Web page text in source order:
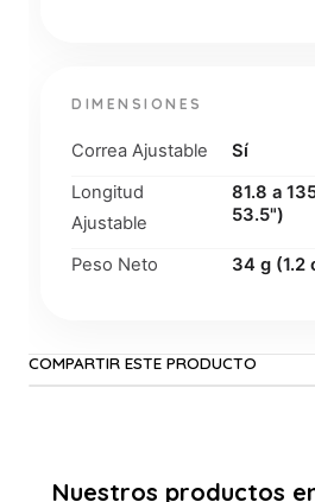
DIMENSIONES
Correa Ajustable
Sí
Longitud
Ajustable
81.8 a
53.5")
Peso Neto 34 g (1.2
COMPARTIR ESTE PRODUCTO